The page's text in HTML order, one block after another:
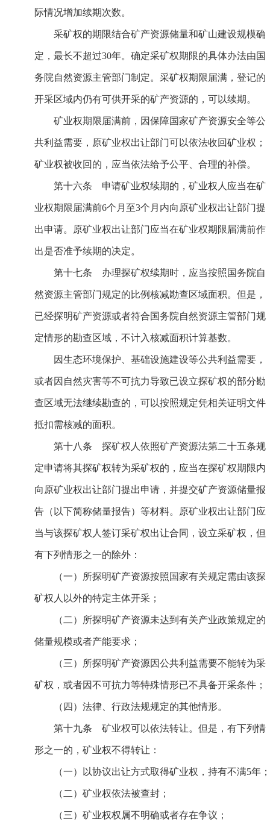
际情况增加续期次数。
采矿权的期限结合矿产资源储量和矿山建设规模确
定，最长不超过30年。确定采矿权期限的具体办法由国
务院自然资源主管部门制定。采矿权期限届满，登记的
开采区域内仍有可供开采的矿产资源的，可以续期。
矿业权期限届满前，因保障国家矿产资源安全等公
共利益需要，原矿业权出让部门可以依法收回矿业权；
矿业权被收回的，应当依法给予公平、合理的补偿。
第十六条 申请矿业权续期的，矿业权人应当在矿
业权期限届满前6个月至3个月内向原矿业权出让部门提
出申请。原矿业权出让部门应当在矿业权期限届满前作
出是否准予续期的决定。
第十七条 办理探矿权续期时，应当按照国务院自
然资源主管部门规定的比例核减勘查区域面积。但是，
已经探明矿产资源或者符合国务院自然资源主管部门规
定情形的勘查区域，不计入核减面积计算基数。
因生态环境保护、基础设施建设等公共利益需要，
或者因自然灾害等不可抗力导致已设立探矿权的部分勘
查区域无法继续勘查的，可以按照规定凭相关证明文件
抵扣需核减的面积。
第十八条 探矿权人依照矿产资源法第二十五条规
定申请将其探矿权转为采矿权的，应当在探矿权期限内
向原矿业权出让部门提出申请，并提交矿产资源储量报
告（以下简称储量报告）等材料。原矿业权出让部门应
当与该探矿权人签订采矿权出让合同，设立采矿权，但
有下列情形之一的除外：
（一）所探明矿产资源按照国家有关规定需由该探
矿权人以外的特定主体开采；
（二）所探明矿产资源未达到有关产业政策规定的
储量规模或者产能要求；
（三）所探明矿产资源因公共利益需要不能转为采
矿权，或者因不可抗力等特殊情形已不具备开采条件；
（四）法律、行政法规规定的其他情形。
第十九条 矿业权可以依法转让。但是，有下列情
形之一的，矿业权不得转让：
（一）以协议出让方式取得矿业权，持有不满5年；
（二）矿业权依法被查封；
（三）矿业权权属不明确或者存在争议；